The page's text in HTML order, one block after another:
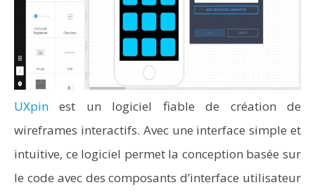
UXpin est un logiciel fiable de création de
wireframes interactifs. Avec une interface simple et
intuitive, ce logiciel permet la conception basée sur
le code avec des composants d’interface utilisateur